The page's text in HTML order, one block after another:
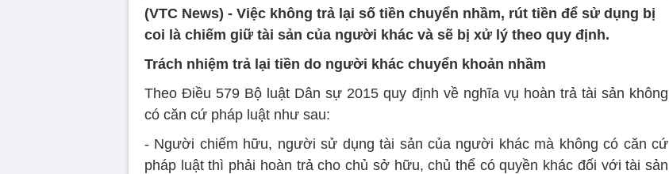
(VTC News) - Việc không trả lại số tiền chuyển nhầm, rút tiền để sử dụng bị
coi là chiếm giữ tài sản của người khác và sẽ bị xử lý theo quy định.
Trách nhiệm trả lại tiền do người khác chuyển khoản nhầm
Theo Điều 579 Bộ luật Dân sự 2015 quy định về nghĩa vụ hoàn trả tài sản không
có căn cứ pháp luật như sau:
- Người chiếm hữu, người sử dụng tài sản của người khác mà không có căn cứ
pháp luật thì phải hoàn trả cho chủ sở hữu, chủ thể có quyền khác đối với tài sản